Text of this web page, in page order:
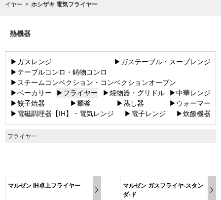
イヤー
ホシザキ 電気フライヤー
熱機器
▶ガスレンジ
▶ガステーブル・スープレンジ
▶テーブルコンロ・鋳物コンロ
▶スチームコンベクション・コンベクションオーブン
▶ベーカリー
▶フライヤー ▶焼物器・グリドル
▶中華レンジ
▶餃子焼器
▶麺釜 ▶蒸し器
▶ウォーマー
▶電磁調理器【IH】・電気レンジ
▶電子レンジ ▶炊飯機器
フライヤー
マルゼン IH卓上フライヤー
マルゼン ガスフライヤ-スタン
ダ-ド